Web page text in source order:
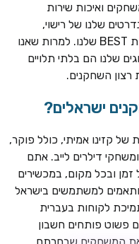
חבילת קבלת פנים: בונוס 100% עד 300€ + 100 ספיני בונוס על
בונוס מתגלגל עד 2,000 ₪ + 200 ספינים חינם לשחקנים
ואיכות שירות
שלנו של רישוי,
אבטחה ומהירות משיכה נכללים ברשימת BEST שלנו. למרות שאנו
שלנו הם בלתי תלויים
רצון השחקנים.
ישראלים?
של קזינו אמיתי, כולל פוקר,
דילרים לייב. אתם
ובכל מקום, במכשירים
למשתמשים בישראל
לקוחות בעברית
פשוט פותחים חשבון